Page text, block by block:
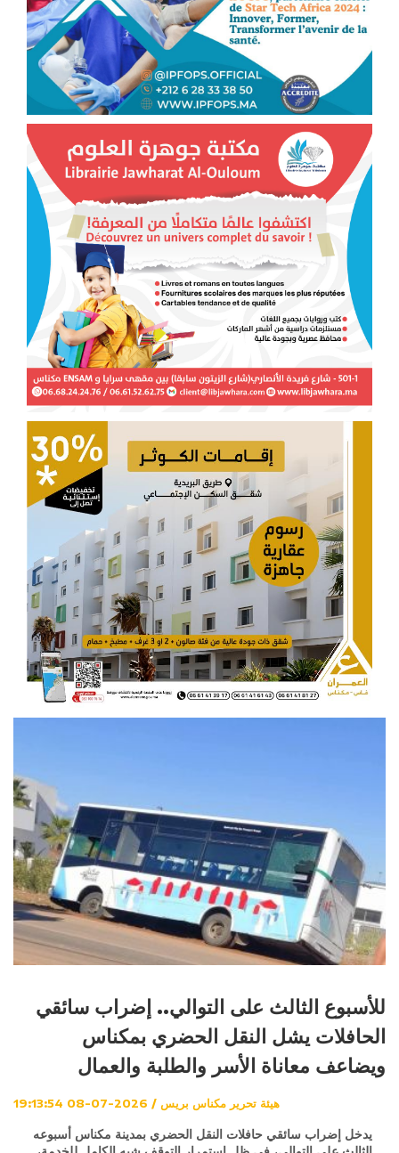
للأسبوع الثالث على التوالي.. إضراب سائقي
الحافلات يشل النقل الحضري بمكناس
ويضاعف معاناة الأسر والطلبة والعمال
هيئة تحرير مكناس بريس / 2026-07-08 19:13:54
يدخل إضراب سائقي حافلات النقل الحضري بمدينة مكناس أسبوعه